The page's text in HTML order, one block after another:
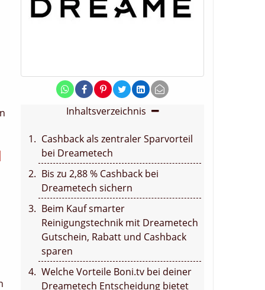
Inhaltsverzeichnis
Cashback als zentraler Sparvorteil
bei Dreametech
Bis zu 2,88 % Cashback bei
Dreametech sichern
Beim Kauf smarter
Reinigungstechnik mit Dreametech
Gutschein, Rabatt und Cashback
sparen
Welche Vorteile Boni.tv bei deiner
Dreametech Entscheidung bietet